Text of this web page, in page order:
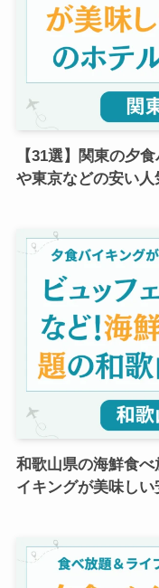
【31選】関東の夕
や東京などの安い人
和歌山県の海鮮食
イキングが美味し